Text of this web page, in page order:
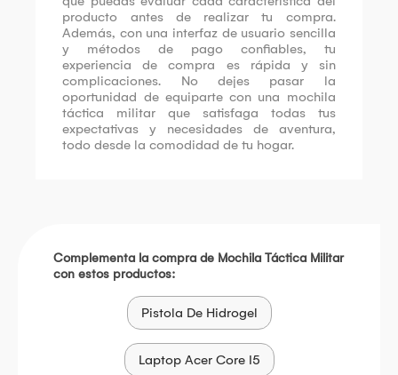
producto antes de realizar tu compra.
Además, con una interfaz de usuario sencilla
y métodos de pago confiables, tu
experiencia de compra es rápida y sin
complicaciones. No dejes pasar la
oportunidad de equiparte con una mochila
táctica militar que satisfaga todas tus
expectativas y necesidades de aventura,
todo desde la comodidad de tu hogar.
Complementa la compra de Mochila Táctica Militar
con estos productos:
Pistola De Hidrogel
Laptop Acer Core I5